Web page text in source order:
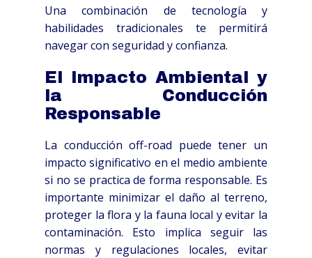
Una combinación de tecnología y
habilidades tradicionales te permitirá
navegar con seguridad y confianza.
El Impacto Ambiental y
la Conducción
Responsable
La conducción off-road puede tener un
impacto significativo en el medio ambiente
si no se practica de forma responsable. Es
importante minimizar el daño al terreno,
proteger la flora y la fauna local y evitar la
contaminación. Esto implica seguir las
normas y regulaciones locales, evitar